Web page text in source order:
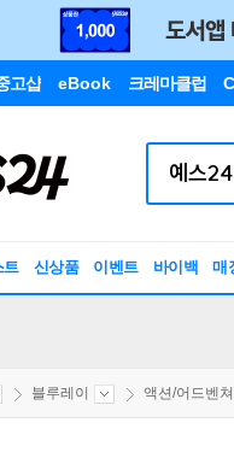
고샵 eBook 크레마클럽
트 신상품 이벤트 바이백 매
블루레이 액션/어드벤